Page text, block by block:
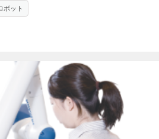
ボット